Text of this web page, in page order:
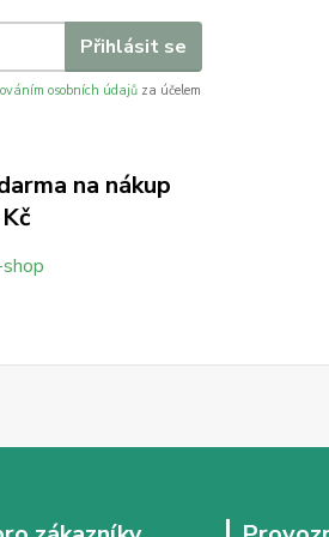
Přihlásit se
osobních údajů za účelem
na nákup